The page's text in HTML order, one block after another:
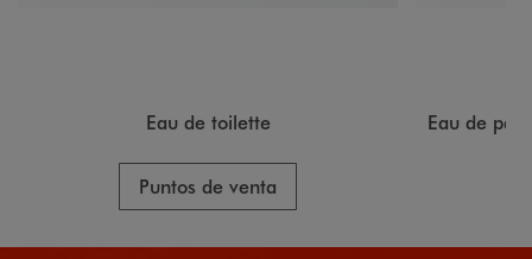
Eau de toilette
Puntos de venta
Eau de